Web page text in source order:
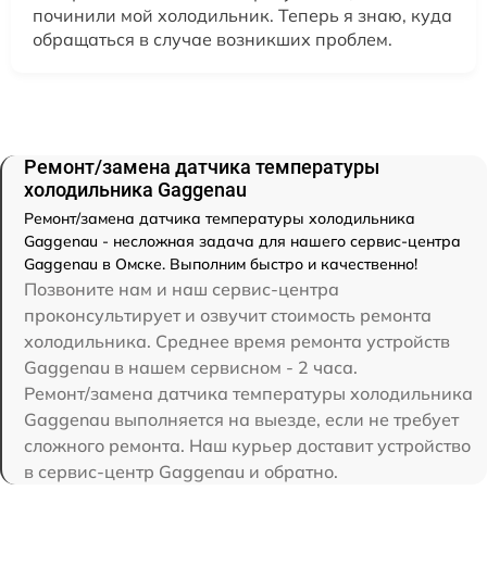
починили мой холодильник. Теперь я знаю, куда
обращаться в случае возникших проблем.
Ремонт/замена датчика температуры
холодильника Gaggenau
Ремонт/замена датчика температуры холодильника
Gaggenau - несложная задача для нашего сервис-центра
Gaggenau в Омске. Выполним быстро и качественно!
Позвоните нам и наш сервис-центра
проконсультирует и озвучит стоимость ремонта
холодильника. Среднее время ремонта устройств
Gaggenau в нашем сервисном - 2 часа.
Ремонт/замена датчика температуры холодильника
Gaggenau выполняется на выезде, если не требует
сложного ремонта. Наш курьер доставит устройство
в сервис-центр Gaggenau и обратно.